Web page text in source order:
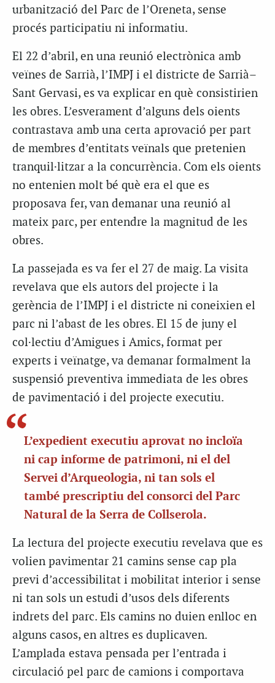
urbanització del Parc de l’Oreneta, sense
procés participatiu ni informatiu.
El 22 d’abril, en una reunió electrònica amb
veïnes de Sarrià, l’IMPJ i el districte de Sarrià–
Sant Gervasi, es va explicar en què consistirien
les obres. L’esverament d’alguns dels oients
contrastava amb una certa aprovació per part
de membres d’entitats veïnals que pretenien
tranquil·litzar a la concurrència. Com els oients
no entenien molt bé què era el que es
proposava fer, van demanar una reunió al
mateix parc, per entendre la magnitud de les
obres.
La passejada es va fer el 27 de maig. La visita
revelava que els autors del projecte i la
gerència de l’IMPJ i el districte ni coneixien el
parc ni l’abast de les obres. El 15 de juny el
col·lectiu d’Amigues i Amics, format per
experts i veïnatge, va demanar formalment la
suspensió preventiva immediata de les obres
de pavimentació i del projecte executiu.
L’expedient executiu aprovat no incloïa
ni cap informe de patrimoni, ni el del
Servei d’Arqueologia, ni tan sols el
també prescriptiu del consorci del Parc
Natural de la Serra de Collserola.
La lectura del projecte executiu revelava que es
volien pavimentar 21 camins sense cap pla
previ d’accessibilitat i mobilitat interior i sense
ni tan sols un estudi d’usos dels diferents
indrets del parc. Els camins no duien enlloc en
alguns casos, en altres es duplicaven.
L’amplada estava pensada per l’entrada i
circulació pel parc de camions i comportava